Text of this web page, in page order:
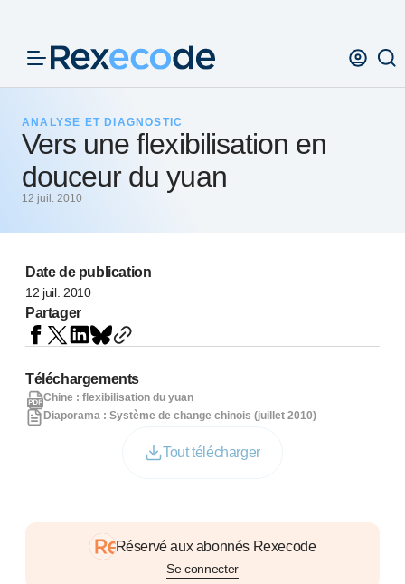
ANALYSE ET DIAGNOSTIC
Vers une flexibilisation en
douceur du yuan
12 juil. 2010
Date de publication
12 juil. 2010
Partager
Réservé aux abonnés Rexecode
Se connecter
Téléchargements
Chine : flexibilisation du yuan
Diaporama : Système de change chinois (juillet 2010)
Tout télécharger